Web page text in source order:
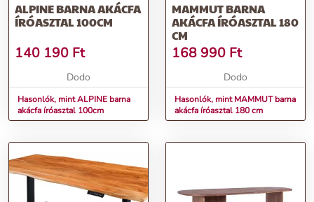
ALPINE BARNA AKÁCFA
ÍRÓASZTAL 100CM
140 190 Ft
Dodo
Hasonlók, mint ALPINE barna
akácfa íróasztal 100cm
MAMMUT BARNA
AKÁCFA ÍRÓASZTAL 180
CM
168 990 Ft
Dodo
Hasonlók, mint MAMMUT barna
akácfa íróasztal 180 cm